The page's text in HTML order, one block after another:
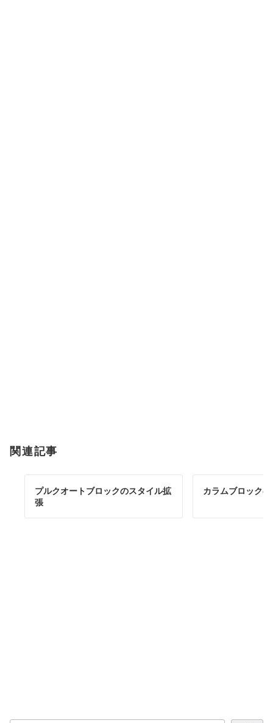
関連記事
プルクオートブロックのスタイル拡
張
カラムブロック